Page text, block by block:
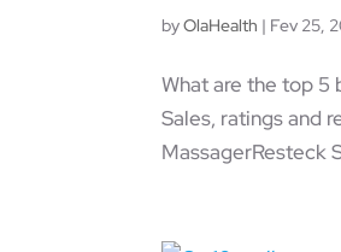
byOlaHealth | Fev 25,
What are the top 5
Sales, ratings and
MassagerResteck